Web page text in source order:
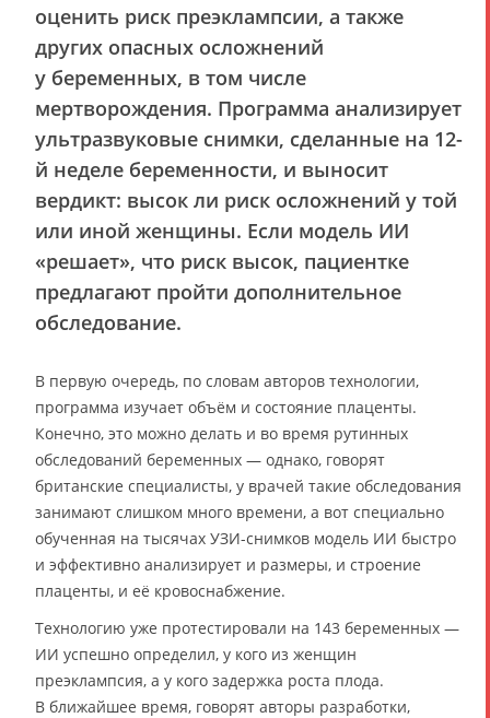
оценить риск преэклампсии, а также
других опасных осложнений
у беременных, в том числе
мертворождения. Программа анализирует
ультразвуковые снимки, сделанные на 12-
й неделе беременности, и выносит
вердикт: высок ли риск осложнений у той
или иной женщины. Если модель ИИ
«решает», что риск высок, пациентке
предлагают пройти дополнительное
обследование.
В первую очередь, по словам авторов технологии,
программа изучает объём и состояние плаценты.
Конечно, это можно делать и во время рутинных
обследований беременных — однако, говорят
британские специалисты, у врачей такие обследования
занимают слишком много времени, а вот специально
обученная на тысячах УЗИ-снимков модель ИИ быстро
и эффективно анализирует и размеры, и строение
плаценты, и её кровоснабжение.
Технологию уже протестировали на 143 беременных —
ИИ успешно определил, у кого из женщин
преэклампсия, а у кого задержка роста плода.
В ближайшее время, говорят авторы разработки,